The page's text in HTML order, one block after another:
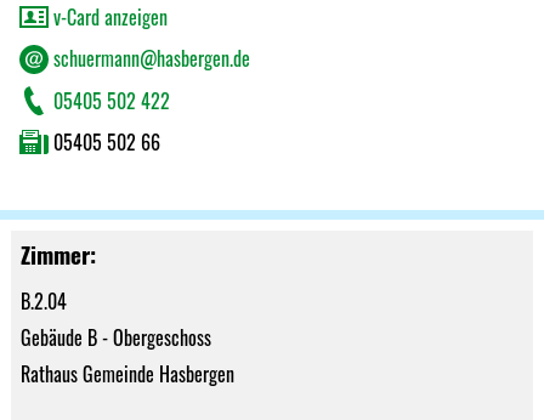
v-Card anzeigen
schuermann@hasbergen.de
05405 502 422
05405 502 66
Zimmer:
B.2.04
Gebäude B - Obergeschoss
Rathaus Gemeinde Hasbergen